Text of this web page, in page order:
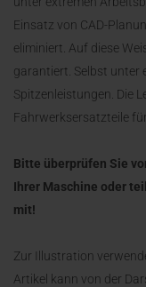
Einsatz von CAD-
eliminiert. Auf diese
garantiert. Selbst unter
Spitzenleistungen. Die
Fahrwerksersatzteile
Bitte überprüfen Sie
Ihrer Maschine oder
mit!
Zur Illustration
Artikel kann von der